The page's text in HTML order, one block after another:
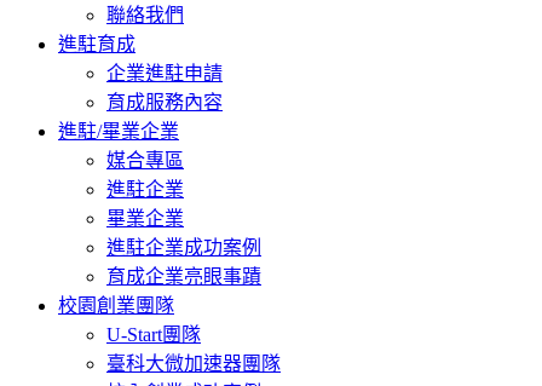
聯絡我們
進駐育成
企業進駐申請
育成服務內容
進駐/畢業企業
媒合專區
進駐企業
畢業企業
進駐企業成功案例
育成企業亮眼事蹟
校園創業團隊
U-Start團隊
臺科大微加速器團隊